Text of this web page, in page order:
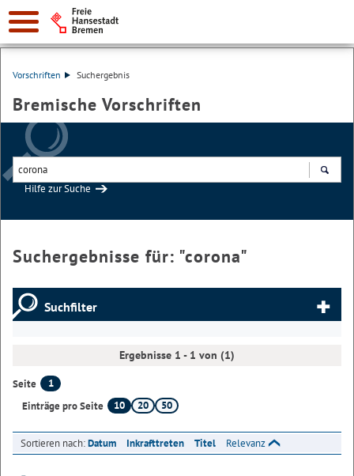
Vorschriften Suchergebnis
Bremische Vorschriften
Hilfe zur Suche
Suchergebnisse für: "corona"
Suchfilter
Ergebnisse 1 - 1 von (1)
Seite
1
Einträge pro Seite
10 20 50
Sortieren nach:Datum Inkrafttreten Titel Relevanz